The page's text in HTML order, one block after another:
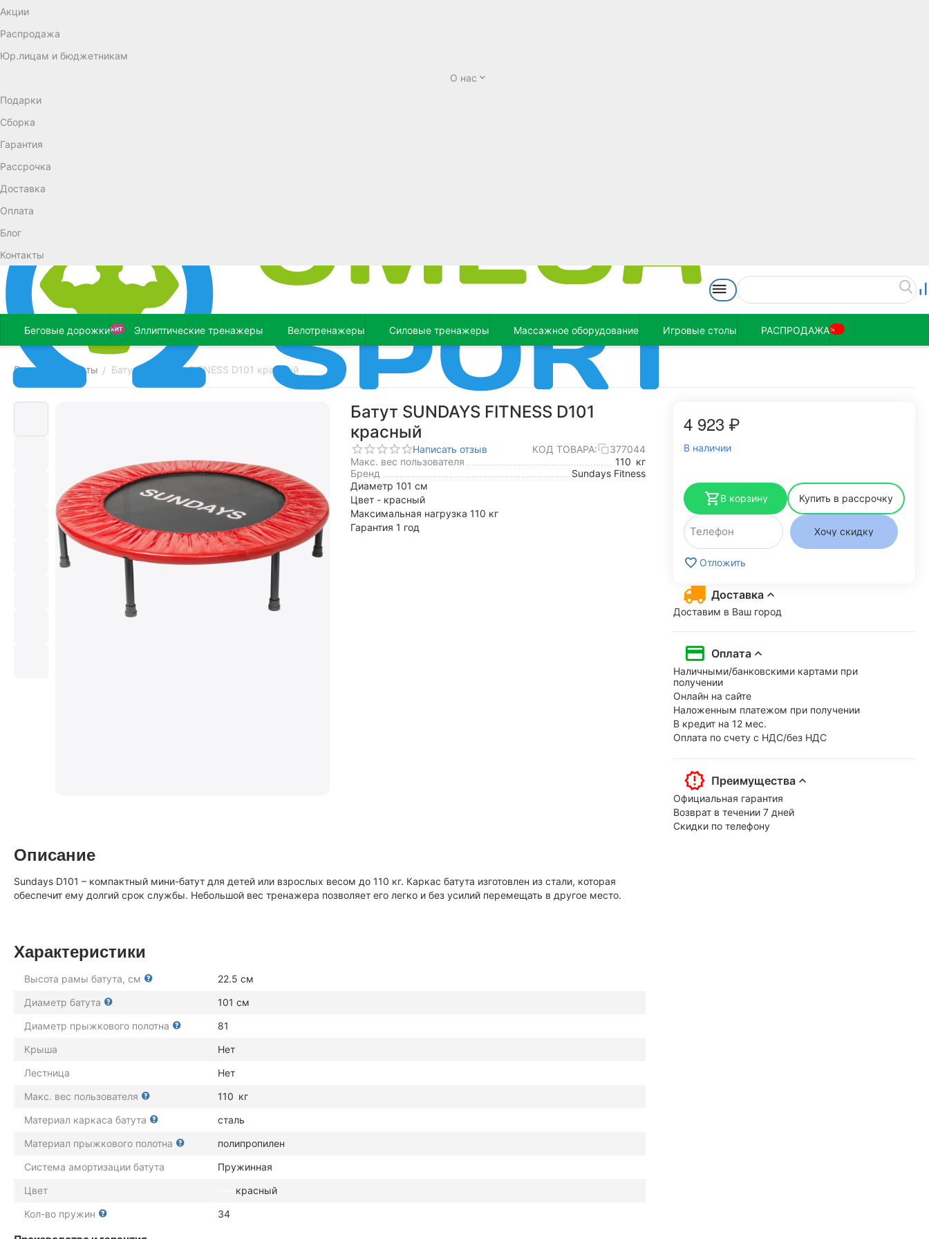
Акции
Распродажа
Юр.лицам и бюджетникам
О нас
Подарки
Сборка
Гарантия
Рассрочка
Доставка
Оплата
Блог
Контакты
Беговые дорожкиХИТ Эллиптические тренажеры Велотренажеры Силовые тренажеры Массажное оборудование Игровые столы РАСПРОДАЖА%
Главная Батуты / Батут SUNDAYS FITNESS D101 красный
Батут SUNDAYS FITNESS D101
красный
Написать отзыв КОД ТОВАРА:
377044
Макс. вес пользователя
110 кг
Бренд
Sundays Fitness
Диаметр 101 см
Цвет - красный
Максимальная нагрузка 110 кг
Гарантия 1 год
4 923 ₽
В наличии
В корзину Купить в рассрочку
Хочу скидку
Отложить
Доставка
Доставим в Ваш город
Оплата
Наличными/банковскими картами при
получении
Онлайн на сайте
Наложенным платежом при получении
В кредит на 12 мес.
Оплата по счету с НДС/без НДС
Преимущества
Официальная гарантия
Возврат в течении 7 дней
Скидки по телефону
Описание
Sundays D101 – компактный мини-батут для детей или взрослых весом до 110 кг. Каркас батута изготовлен из стали, которая
обеспечит ему долгий срок службы. Небольшой вес тренажера позволяет его легко и без усилий перемещать в другое место.
Характеристики
Высота рамы батута, см
22.5 см
Диаметр батута
101 см
Диаметр прыжкового полотна
81
Крыша
Нет
Лестница
Нет
Макс. вес пользователя
110 кг
Материал каркаса батута
сталь
Материал прыжкового полотна
полипропилен
Система амортизации батута
Пружинная
Цвет
красный
Кол-во пружин
34